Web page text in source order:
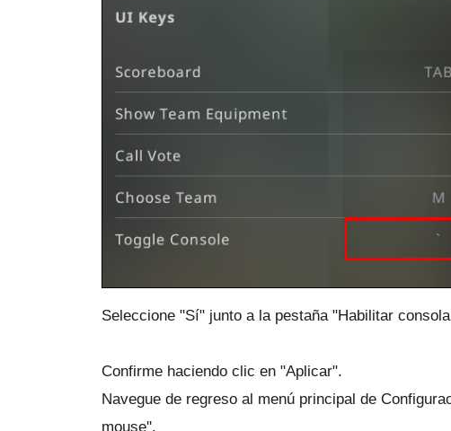
Seleccione "Sí" junto a la pestaña "Habilitar
Confirme haciendo clic en "Aplicar".
Navegue de regreso al menú principal de
mouse''.